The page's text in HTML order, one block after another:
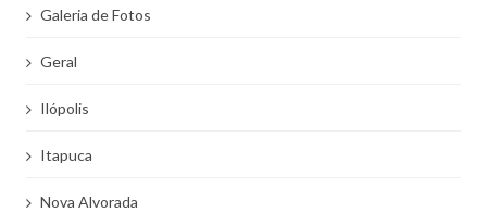
Galeria de Fotos
Geral
Ilópolis
Itapuca
Nova Alvorada